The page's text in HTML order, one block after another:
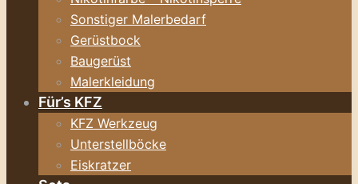
Sonstiger Malerbedarf
Gerüstbock
Baugerüst
Malerkleidung
Für’s KFZ
KFZ Werkzeug
Unterstellböcke
Eiskratzer